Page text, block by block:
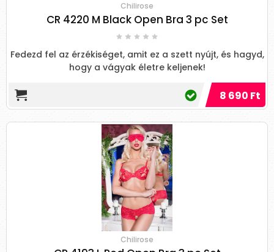
Chilirose
CR 4220 M Black Open Bra 3 pc Set
Fedezd fel az érzékiséget, amit ez a szett nyújt, és hagyd,
hogy a vágyak életre keljenek!
8 690 Ft
Chilirose